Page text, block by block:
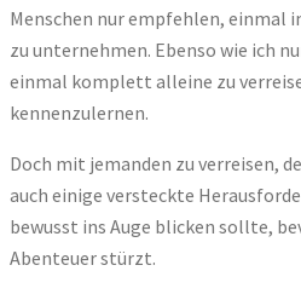
Menschen nur empfehlen, einmal
zu unternehmen. Ebenso wie ich
einmal komplett alleine zu
kennenzulernen.
Doch mit jemanden zu verreisen,
auch einige versteckte
bewusst ins Auge blicken sollte,
Abenteuer stürzt.